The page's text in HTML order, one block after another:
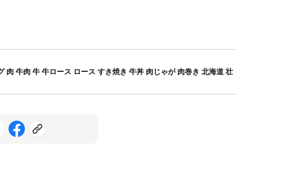
牛肉 牛 牛ロース ロース すき焼き 牛丼 肉じゃが 肉巻き 北海道 壮